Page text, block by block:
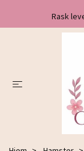
Rask